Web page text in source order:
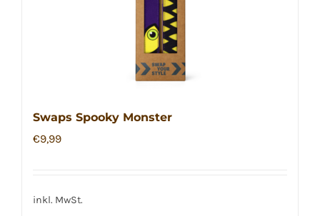
Swaps Spooky Monster
€9,99
inkl. MwSt.